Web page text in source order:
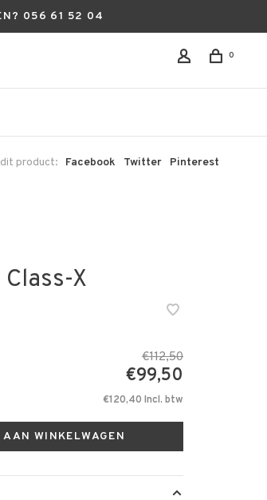
056 61 52 04
0
product: Facebook Twitter Pinterest
X
€112,50
€99,50
€120,40 Incl. btw
AAN WINKELWAGEN